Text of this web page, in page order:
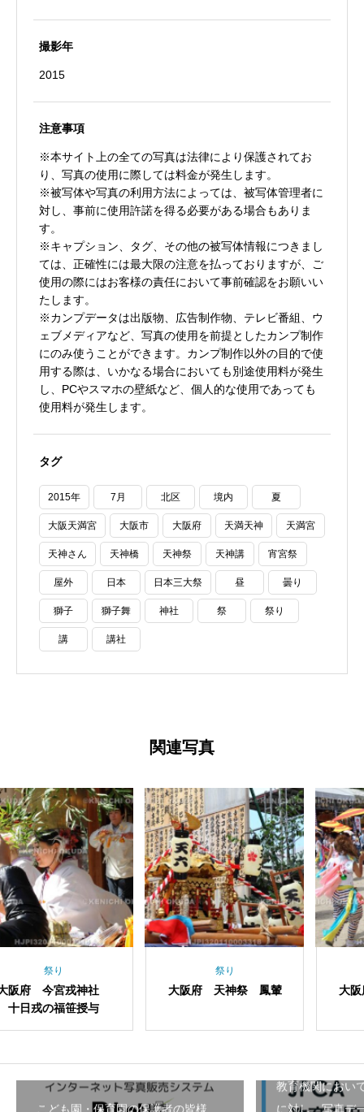
撮影年
2015
注意事項
※本サイト上の全ての写真は法律により保護されてお
り、写真の使用に際しては料金が発生します。
※被写体や写真の利用方法によっては、被写体管理者に
対し、事前に使用許諾を得る必要がある場合もありま
す。
※キャプション、タグ、その他の被写体情報につきまし
ては、正確性には最大限の注意を払っておりますが、ご
使用の際にはお客様の責任において事前確認をお願いい
たします。
※カンプデータは出版物、広告制作物、テレビ番組、ウ
ェブメディアなど、写真の使用を前提としたカンプ制作
にのみ使うことができます。カンプ制作以外の目的で使
用する際は、いかなる場合においても別途使用料が発生
し、PCやスマホの壁紙など、個人的な使用であっても
使用料が発生します。
タグ
2015年 7月 北区 境内 夏
大阪天満宮 大阪市 大阪府 天満天神 天満宮
天神さん 天神橋 天神祭 天神講 宵宮祭
屋外 日本 日本三大祭 昼 曇り
獅子 獅子舞 神社 祭 祭り
講 講社
関連写真
宮戎神社
福笹授与
大阪府 天神祭 鳳輦
大阪府 天
こども園・保育園の保護者の皆様
教育機関におい
に対し、写真デ